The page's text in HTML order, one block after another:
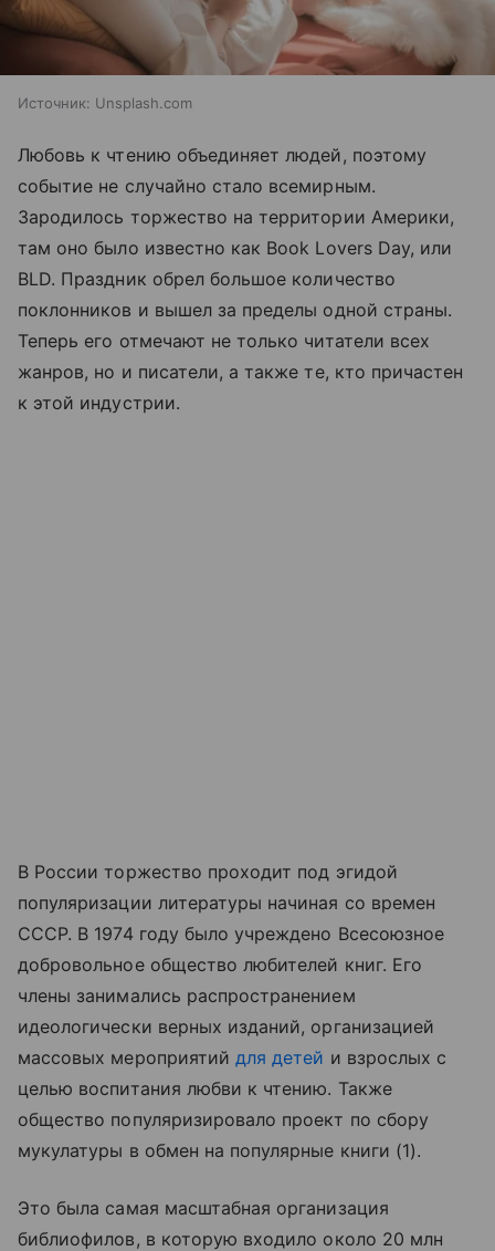
Источник: Unsplash.com
Любовь к чтению объединяет людей, поэтому
событие не случайно стало всемирным.
Зародилось торжество на территории Америки,
там оно было известно как Book Lovers Day, или
BLD. Праздник обрел большое количество
поклонников и вышел за пределы одной страны.
Теперь его отмечают не только читатели всех
жанров, но и писатели, а также те, кто причастен
к этой индустрии.
В России торжество проходит под эгидой
популяризации литературы начиная со времен
СССР. В 1974 году было учреждено Всесоюзное
добровольное общество любителей книг. Его
члены занимались распространением
идеологически верных изданий, организацией
массовых мероприятийдля детей и взрослых с
целью воспитания любви к чтению. Также
общество популяризировало проект по сбору
мукулатуры в обмен на популярные книги (1).
Это была самая масштабная организация
библиофилов, в которую входило около 20 млн